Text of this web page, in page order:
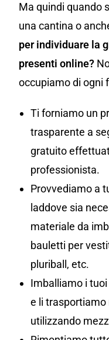
Ma quindi quando
una cantina o
per individuare la
presenti online?
occupiamo di ogni
Ti forniamo un
trasparente a
gratuito
professionista.
Provvediamo a
laddove sia
materiale da
bauletti per
pluriball, etc.
Imballiamo i
e li trasportiamo
utilizzando